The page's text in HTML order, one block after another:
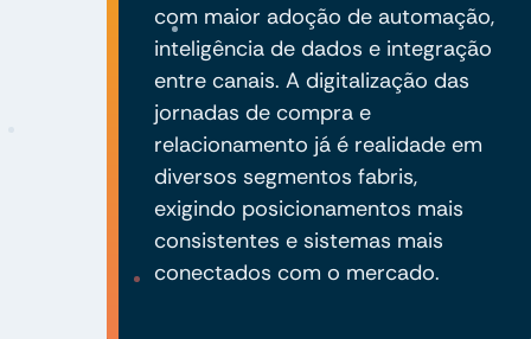
com maior adoção de automação,
inteligência de dados e integração
entre canais. A digitalização das
jornadas de compra e
relacionamento já é realidade em
diversos segmentos fabris,
exigindo posicionamentos mais
consistentes e sistemas mais
conectados com o mercado.